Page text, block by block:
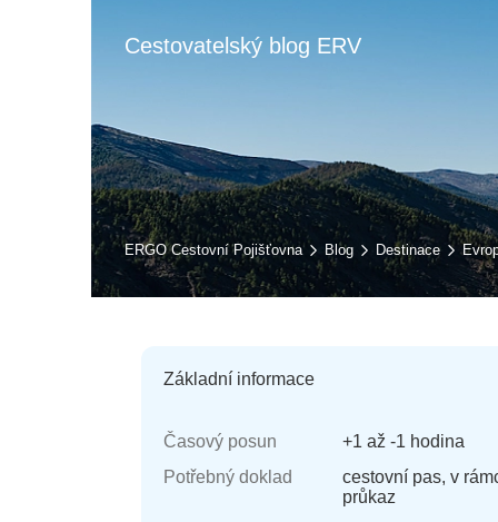
Cestovatelský blog ERV
ERGO Cestovní Pojišťovna Blog Destinace
Základní informace
Časový posun
+1 až -1 hodina
Potřebný doklad
cestovní pas, v
průkaz